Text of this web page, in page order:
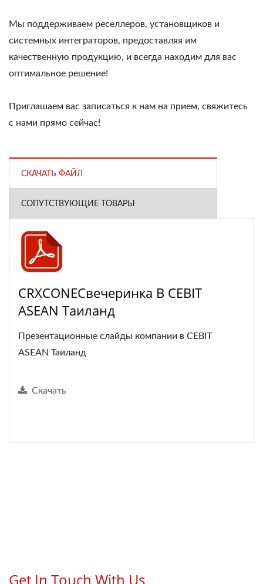
Мы поддерживаем реселлеров, установщиков и
системных интеграторов, предоставляя им
качественную продукцию, и всегда находим для вас
оптимальное решение!
Приглашаем вас записаться к нам на прием, свяжитесь
с нами прямо сейчас!
СКАЧАТЬ ФАЙЛ
СОПУТСТВУЮЩИЕ ТОВАРЫ
CRXCONECвечеринка В CEBIT
ASEAN Таиланд
Презентационные слайды компании в CEBIT
ASEAN Таиланд
Скачать